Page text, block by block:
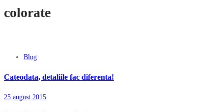
colorate
Blog
Cateodata, detaliile fac diferenta!
25 august 2015